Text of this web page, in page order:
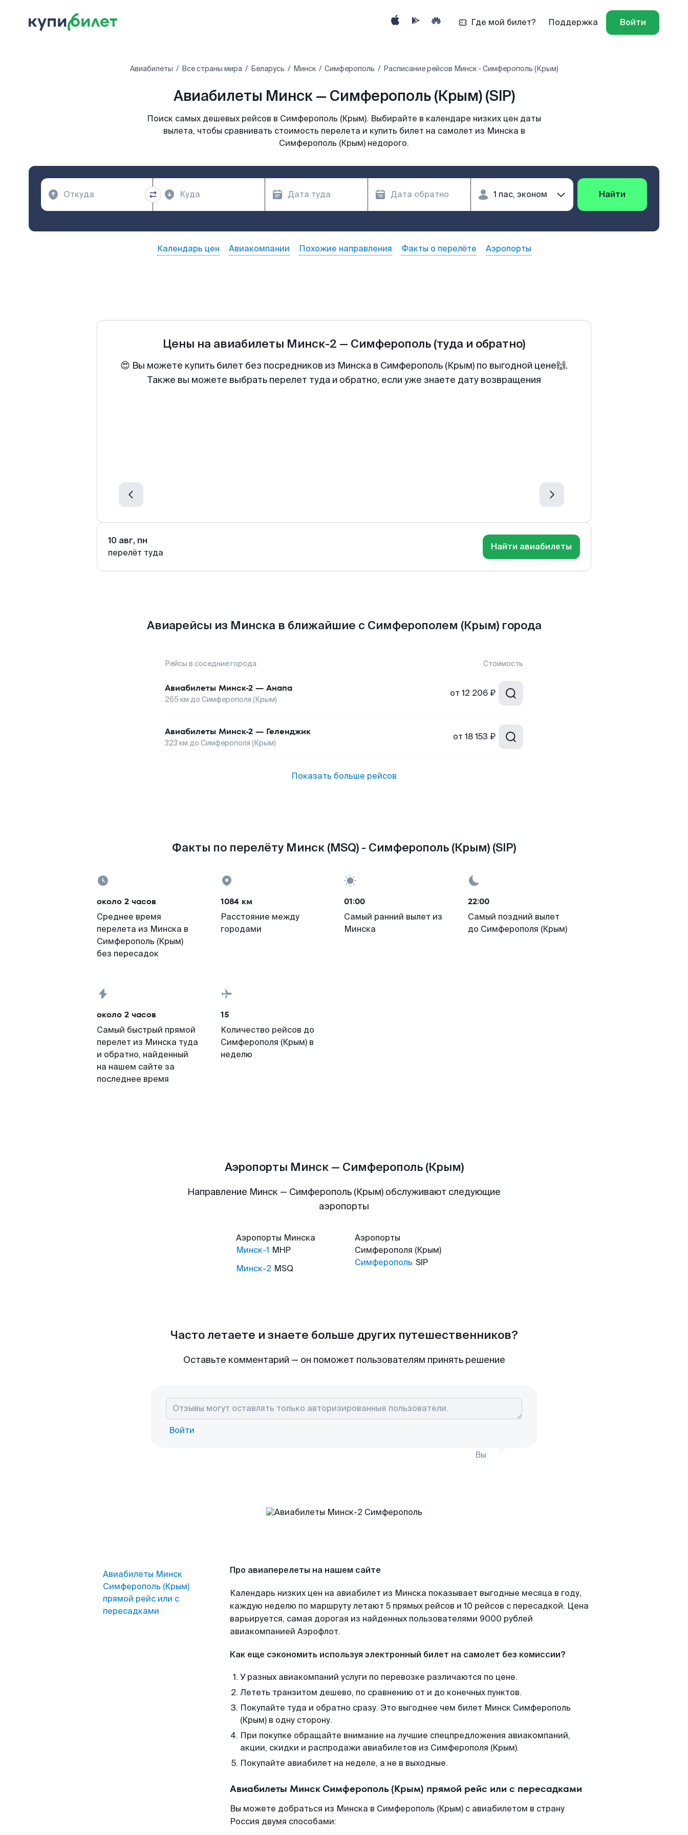
Где мой билет? Поддержка Войти
Авиабилеты Все страны мира Беларусь Минск Симферополь Расписание рейсов Минск - Симферополь (Крым)
Авиабилеты Минск — Симферополь (Крым) (SIP)
Поиск самых дешевых рейсов в Симферополь (Крым). Выбирайте в календаре низких цен даты
вылета, чтобы сравнивать стоимость перелета и купить билет на самолет из Минска в
Симферополь (Крым) недорого.
Найти
Календарь цен Авиакомпании Похожие направления Факты о перелёте Аэропорты
Цены на авиабилеты Минск-2 — Симферополь (туда и обратно)
😍 Вы можете купить билет без посредников из Минска в Симферополь (Крым) по выгодной цене🙌.
Также вы можете выбрать перелет туда и обратно, если уже знаете дату возвращения
10 авг, пн
перелёт туда
Найти авиабилеты
Авиарейсы из Минска в ближайшие с Симферополем (Крым) города
Рейсы в соседние города Стоимость
Авиабилеты Минск-2 — Анапа
265 км до Симферополя (Крым)
от 12 206 ₽
Авиабилеты Минск-2 — Геленджик
323 км до Симферополя (Крым)
от 18 153 ₽
Показать больше рейсов
Факты по перелёту Минск (MSQ) - Симферополь (Крым) (SIP)
около 2 часов
Среднее время
перелета из Минска в
Симферополь (Крым)
без пересадок
1084 км
Расстояние между
городами
01:00
Самый ранний вылет из
Минска
22:00
Самый поздний вылет
до Симферополя (Крым)
около 2 часов
Самый быстрый прямой
перелет из Минска туда
и обратно, найденный
на нашем сайте за
последнее время
15
Количество рейсов до
Симферополя (Крым) в
неделю
Аэропорты Минск — Симферополь (Крым)
Направление Минск — Симферополь (Крым) обслуживают следующие
аэропорты
Аэропорты Минска
Минск-1 MHP
Минск-2 MSQ
Аэропорты
Симферополя (Крым)
Симферополь SIP
Часто летаете и знаете больше других путешественников?
Оставьте комментарий — он поможет пользователям принять решение
Войти
Вы
Авиабилеты Минск
Симферополь (Крым)
прямой рейс или с
пересадками
Про авиаперелеты на нашем сайте
Календарь низких цен на авиабилет из Минска показывает выгодные месяца в году,
каждую неделю по маршруту летают 5 прямых рейсов и 10 рейсов с пересадкой. Цена
варьируется, самая дорогая из найденных пользователями 9000 рублей
авиакомпанией Аэрофлот.
Как еще сэкономить используя электронный билет на самолет без комиссии?
У разных авиакомпаний услуги по перевозке различаются по цене.
Лететь транзитом дешево, по сравнению от и до конечных пунктов.
Покупайте туда и обратно сразу. Это выгоднее чем билет Минск Симферополь
(Крым) в одну сторону.
При покупке обращайте внимание на лучшие спецпредложения авиакомпаний,
акции, скидки и распродажи авиабилетов из Симферополя (Крым).
Покупайте авиабилет на неделе, а не в выходные.
Авиабилеты Минск Симферополь (Крым) прямой рейс или с пересадками
Вы можете добраться из Минска в Симферополь (Крым) с авиабилетом в страну
Россия двумя способами: